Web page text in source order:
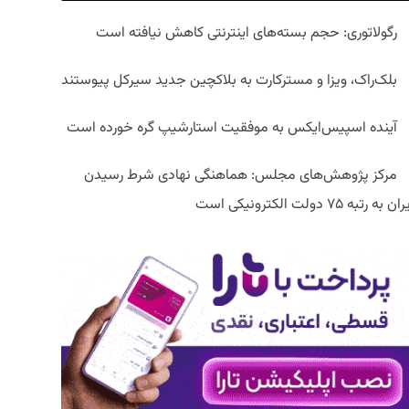
رگولاتوری: حجم بسته‌های اینترنتی کاهش نیافته است
بلک‌راک، ویزا و مسترکارت به بلاکچین جدید سیرکل پیوستند
آینده اسپیس‌ایکس به موفقیت استارشیپ گره خورده است
مرکز پژوهش‌های مجلس: هماهنگی نهادی شرط رسیدن
به رتبه ۷۵ دولت الکترونیکی است